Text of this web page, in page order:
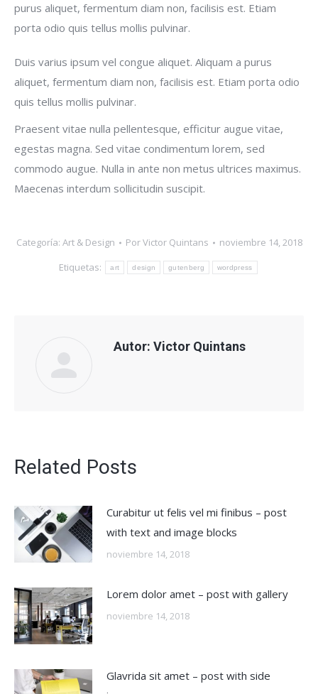
purus aliquet, fermentum diam non, facilisis est. Etiam
porta odio quis tellus mollis pulvinar.
Duis varius ipsum vel congue aliquet. Aliquam a purus
aliquet, fermentum diam non, facilisis est. Etiam porta odio
quis tellus mollis pulvinar.
Praesent vitae nulla pellentesque, efficitur augue vitae,
egestas magna. Sed vitae condimentum lorem, sed
commodo augue. Nulla in ante non metus ultrices maximus.
Maecenas interdum sollicitudin suscipit.
Categoría: Art & Design PorVictor Quintans
noviembre 14, 2018
Etiquetas:
art design gutenberg wordpress
Autor: Victor Quintans
Related Posts
Curabitur ut felis vel mi finibus – post
with text and image blocks
noviembre 14, 2018
Lorem dolor amet – post with gallery
noviembre 14, 2018
Glavrida sit amet – post with side